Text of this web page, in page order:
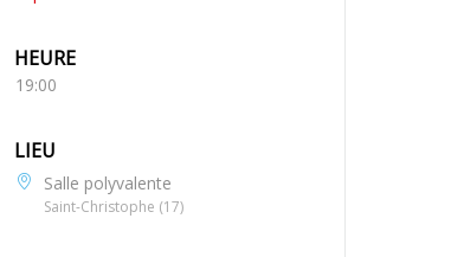
HEURE
19:00
LIEU
Salle polyvalente
Saint-Christophe (17)